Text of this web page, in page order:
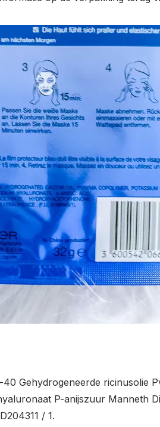
Gehydrogeneerde ricinusolie
P-anijszuur Manneth
/ 1.